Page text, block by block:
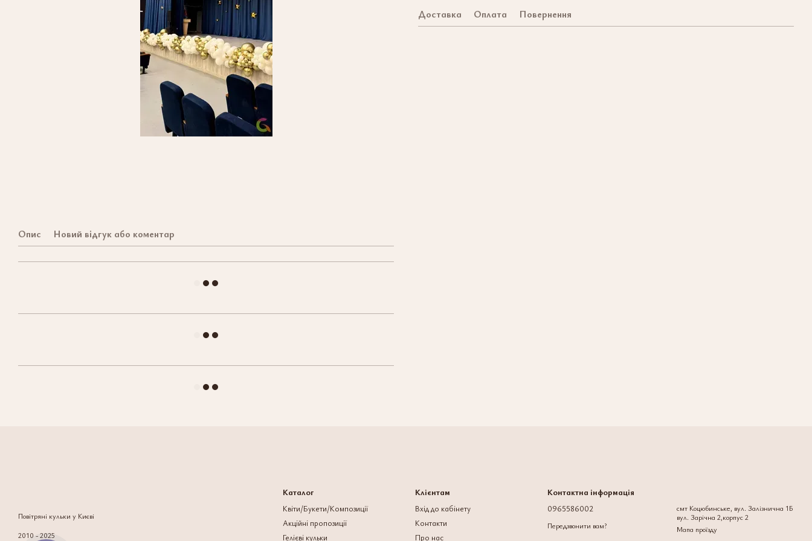
Опис Новий відгук або коментар
Доставка Оплата Повернення
Повітряні кульки у Києві
2010 - 2025
Каталог
Квіти/Букети/Композиції
Акційні пропозиції
Гелієві кульки
Клієнтам
Вхід до кабінету
Контакти
Про нас
Контактна інформація
0965586002
Передзвонити вам?
смт Коцюбинське, вул. Залізнична 1Б
вул. Зарічна 2,корпус 2
Мапа проїзду